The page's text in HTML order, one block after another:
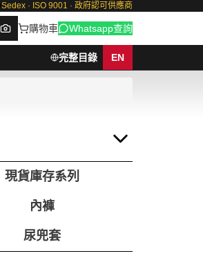
Sedex · ISO 9001 · 政府認可供應商
購物車 Whatsapp查詢
完整目錄 EN
現貨庫存系列
內褲
尿兜套